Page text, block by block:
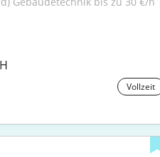
Vollzeit